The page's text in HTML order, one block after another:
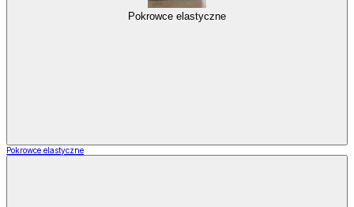
Pokrowce elastyczne
Pokrowce elastyczne